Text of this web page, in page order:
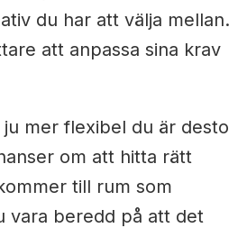
du har att välja mellan.
att anpassa sina krav
mer flexibel du är desto
om att hitta rätt
till rum som
vara beredd på att det